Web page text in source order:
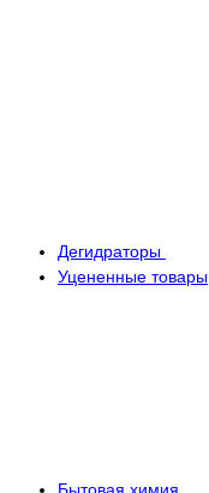
Дегидраторы
Уцененные товары
Бытовая химия